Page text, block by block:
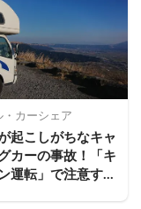
・カーシェア
起こしがちなキャ
カーの事故！「キ
運転」で注意すべ